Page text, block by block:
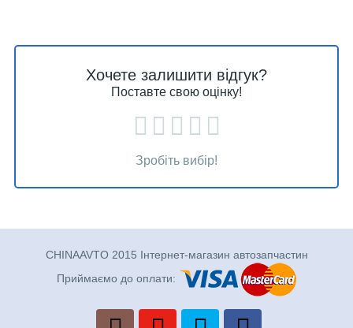
Хочете залишити відгук?
Поставте свою оцінку!
Зробіть вибір!
CHINAAVTO 2015 Інтернет-магазин автозапчастин
Приймаємо до оплати: